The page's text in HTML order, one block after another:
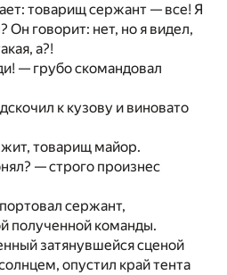
товарищ сержант — все! Я
говорит: нет, но я видел,
а?!
— грубо скомандовал
к кузову и виновато
товарищ майор.
— строго произнес
сержант,
полученной команды.
затянувшейся сценой
опустил край тента